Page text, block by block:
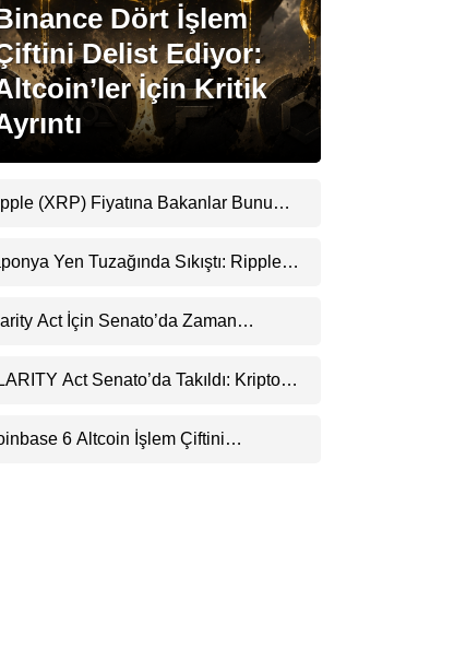
Instagram
Pinterest
Telegram
Dört İşlem
Delist Ediyor:
İçin Kritik
(XRP) Fiyatına Bakanlar Bunu
Yen Tuzağında Sıkıştı: Ripple
Act İçin Senato’da Zaman
Act Senato’da Takıldı: Kripto
6 Altcoin İşlem Çiftini